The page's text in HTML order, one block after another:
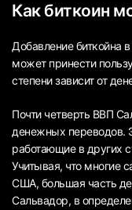
Как биткоин
Добавление биткойна
может принести
степени зависит от
Почти четверть ВВП
денежных переводов.
работающие в других
Учитывая, что многие
США, большая часть
Сальвадор, в